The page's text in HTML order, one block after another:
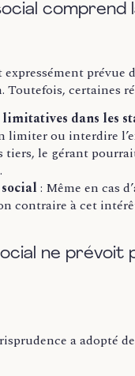
comprend
certaines
limitatives dans les
ou interdire
tiers, le gérant
: Même en cas
contraire à cet
ne
a adopté